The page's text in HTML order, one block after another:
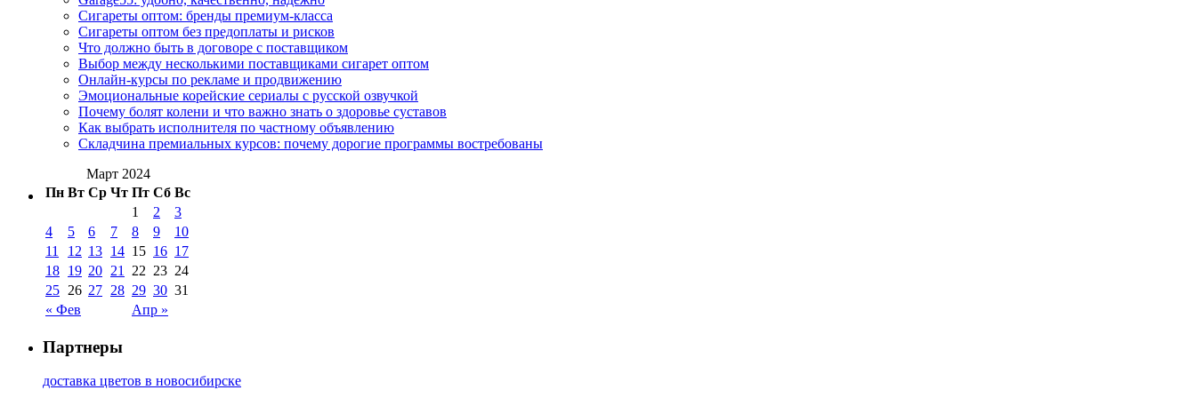
Сигареты оптом: бренды премиум-класса
Сигареты оптом без предоплаты и рисков
Что должно быть в договоре с поставщиком
Выбор между несколькими поставщиками сигарет оптом
Онлайн-курсы по рекламе и продвижению
Эмоциональные корейские сериалы с русской озвучкой
Почему болят колени и что важно знать о здоровье суставов
Как выбрать исполнителя по частному объявлению
Складчина премиальных курсов: почему дорогие программы востребованы
Март 2024
Пн Вт Ср Чт Пт Сб Вс
« Фев Апр »
1 2
3
4
5 6 7 8 9
10
11
12 13 14 15 16 17
18 19 20 21 22 23 24
25 26 27 28 29 30 31
Партнеры
доставка цветов в новосибирске